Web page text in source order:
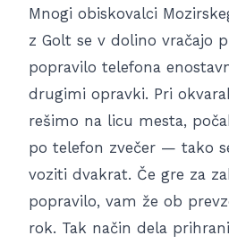
Mnogi obiskovalci
z Golt se v dolino vračajo
popravilo telefona
drugimi opravki. Pri
rešimo na licu mesta,
po telefon zvečer — tako
voziti dvakrat. Če gre za
popravilo, vam že ob
rok. Tak način dela